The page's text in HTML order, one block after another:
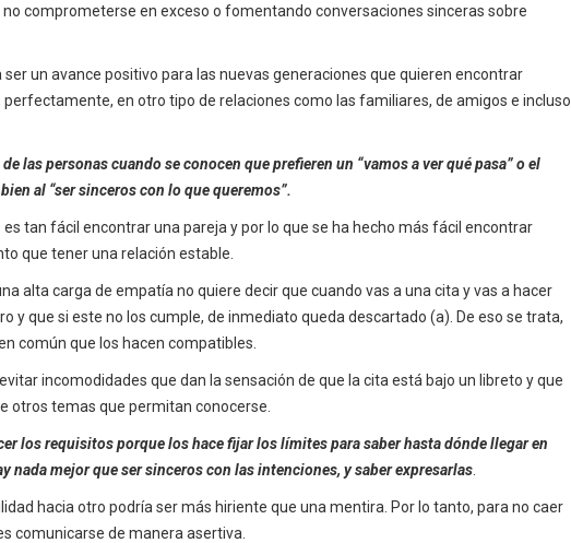
comprometerse en exceso o fomentando conversaciones sinceras sobre
un avance positivo para las nuevas generaciones que quieren encontrar
en otro tipo de relaciones como las familiares, de amigos e incluso
las personas cuando se conocen que prefieren un “vamos a ver qué pasa” o el
al “ser sinceros con lo que queremos”.
tan fácil encontrar una pareja y por lo que se ha hecho más fácil encontrar
que tener una relación estable.
alta carga de empatía no quiere decir que cuando vas a una cita y vas a hacer
y que si este no los cumple, de inmediato queda descartado (a). De eso se trata,
común que los hacen compatibles.
incomodidades que dan la sensación de que la cita está bajo un libreto y que
otros temas que permitan conocerse.
los requisitos porque los hace fijar los límites para saber hasta dónde llegar en
nada mejor que ser sinceros con las intenciones, y saber expresarlas
hacia otro podría ser más hiriente que una mentira. Por lo tanto, para no caer
comunicarse de manera asertiva.